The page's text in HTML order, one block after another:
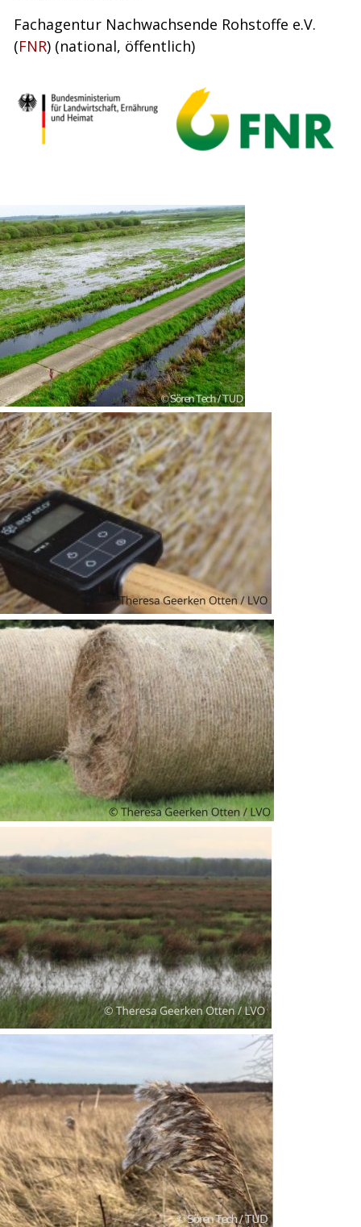
Fachagentur Nachwachsende Rohstoffe e.V.
(FNR) (national, öffentlich)